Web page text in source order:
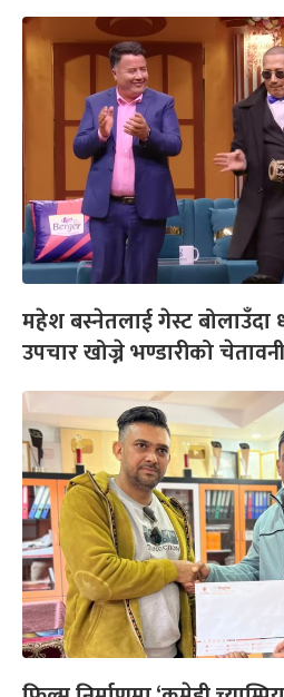
महेश बस्नेतलाई गेस्ट
उपचार खोज्ने भण्डारीको चेतावनी